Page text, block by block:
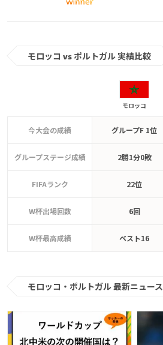
モロッコ vs ポルトガル 実績比較
モロッコ
今大会の成績 グループF 1位
グループステージ成績 2勝1分0敗
FIFAランク 22位
W杯出場回数 6回
W杯最高成績 ベスト16
モロッコ・ポルトガル 最新ニュース